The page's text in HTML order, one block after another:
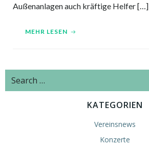
Außenanlagen auch kräftige Helfer […]
MEHR LESEN
Search
KATEGORIEN
Vereinsnews
Konzerte